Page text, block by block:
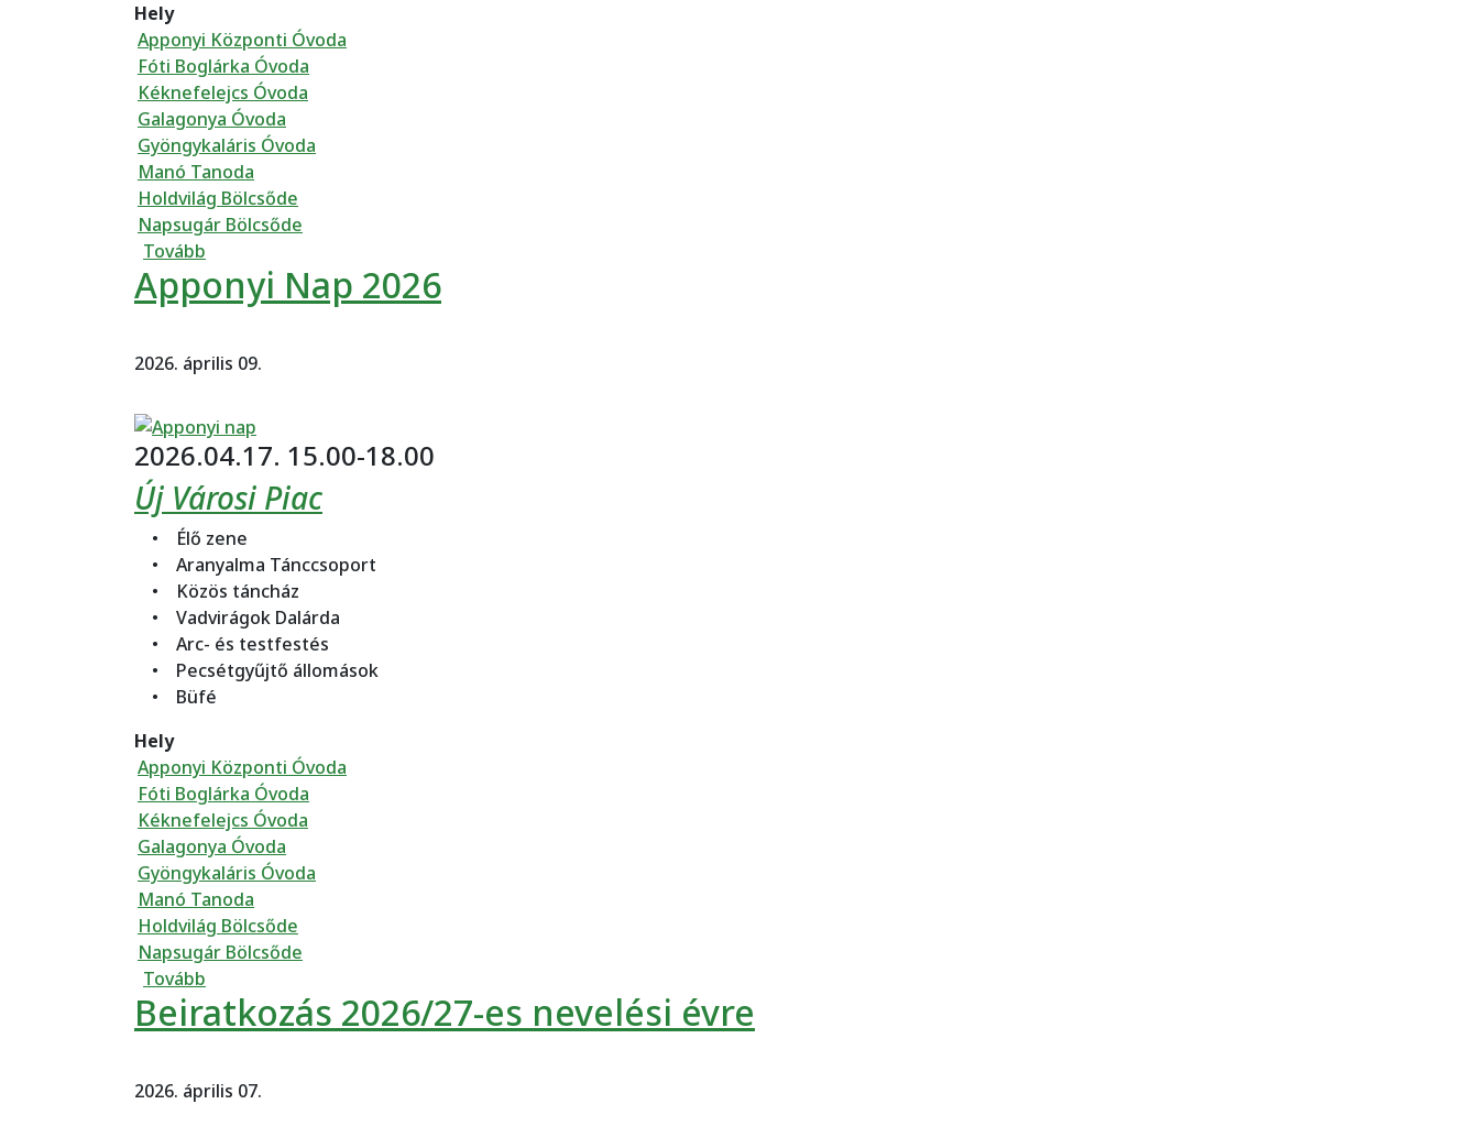
Hely
Apponyi Központi Óvoda
Fóti Boglárka Óvoda
Kéknefelejcs Óvoda
Galagonya Óvoda
Gyöngykaláris Óvoda
Manó Tanoda
Holdvilág Bölcsőde
Napsugár Bölcsőde
Tovább
Apponyi Nap 2026
2026. április 09.
2026.04.17. 15.00-18.00
Új Városi Piac
• Élő zene
• Aranyalma Tánccsoport
• Közös táncház
• Vadvirágok Dalárda
• Arc- és testfestés
• Pecsétgyűjtő állomások
• Büfé
Hely
Apponyi Központi Óvoda
Fóti Boglárka Óvoda
Kéknefelejcs Óvoda
Galagonya Óvoda
Gyöngykaláris Óvoda
Manó Tanoda
Holdvilág Bölcsőde
Napsugár Bölcsőde
Tovább
Beiratkozás 2026/27-es nevelési évre
2026. április 07.